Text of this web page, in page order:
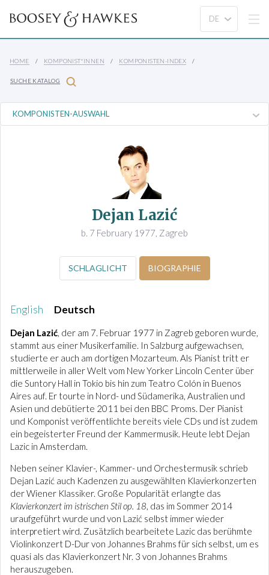
HOME KOMPONIST*INNEN KOMPONISTEN-INDEX
SUCHE KATALOG
Dejan Lazić
b. 7 February 1977, Zagreb
SCHLAGLICHT BIOGRAPHIE
English Deutsch
Dejan Lazić, der am 7. Februar 1977 in Zagreb geboren wurde,
stammt aus einer Musikerfamilie. In Salzburg aufgewachsen,
studierte er auch am dortigen Mozarteum. Als Pianist tritt er
mittlerweile in aller Welt vom New Yorker Lincoln Center über
die Suntory Hall in Tokio bis hin zum Teatro Colón in Buenos
Aires auf. Er tourte in Nord- und Südamerika, Australien und
Asien und debütierte 2011 bei den BBC Proms. Der Pianist
und Komponist veröffentlichte bereits viele CDs und ist zudem
ein begeisterter Freund der Kammermusik. Heute lebt Dejan
Lazic in Amsterdam.
Neben seiner Klavier-, Kammer- und Orchestermusik schrieb
Dejan Lazić auch Kadenzen zu ausgewählten Klavierkonzerten
der Wiener Klassiker. Große Popularität erlangte das
Klavierkonzert im istrischen Stil op. 18, das im Sommer 2014
uraufgeführt wurde und von Lazić selbst immer wieder
interpretiert wird. Zusätzlich bearbeitete Lazic das berühmte
Violinkonzert D-Dur von Johannes Brahms für sich selbst, um es
quasi als das Klavierkonzert Nr. 3 von Johannes Brahms
herauszugeben.